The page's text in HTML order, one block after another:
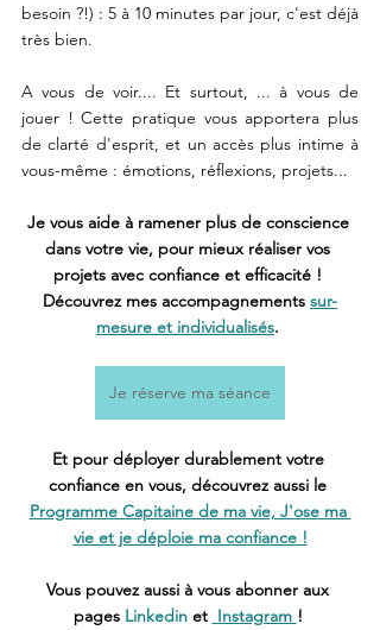
besoin ?!) : 5 à 10 minutes par jour, c'est déjà
très bien.
A vous de voir.... Et surtout, ... à vous de
jouer ! Cette pratique vous apportera plus
de clarté d'esprit, et un accès plus intime à
vous-même : émotions, réflexions, projets...
Je vous aide à ramener plus de conscience
dans votre vie, pour mieux réaliser vos
projets avec confiance et efficacité !
Découvrez mes accompagnements sur-
mesure et individualisés.
Je réserve ma séance
Et pour déployer durablement votre
confiance en vous, découvrez aussi le
Programme Capitaine de ma vie, J'ose ma
vie et je déploie ma confiance !
Vous pouvez aussi à vous abonner aux
pages Linkedin et Instagram !